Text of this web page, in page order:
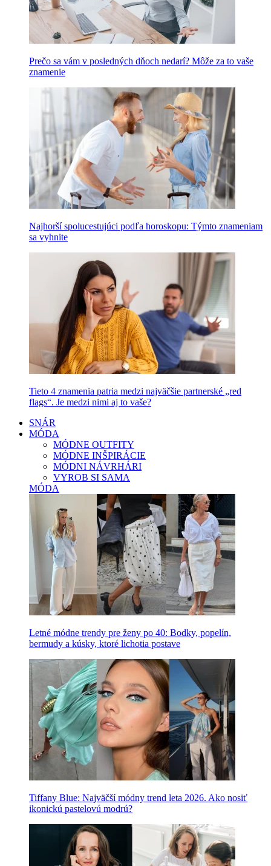
Prečo sa vám v posledných dňoch nedarí? Môže za to vaše
znamenie
Najhorší spolucestujúci podľa horoskopu: Týmto znameniam
sa vyhnite
Tieto 4 znamenia patria medzi najväčšie partnerské „red
flags“. Je medzi nimi aj to vaše?
SNÁR
MÓDA
MÓDNE OUTFITY
MÓDNE INŠPIRÁCIE
MÓDNI NÁVRHÁRI
VYROB SI SAMA
MÓDA
Letné módne trendy pre ženy po 40: Bodky, popelín,
bermudy a kúsky, ktoré lichotia postave
Tiffany Blue: Najväčší módny trend leta 2026. Ako nosiť
ikonickú pastelovú modrú?